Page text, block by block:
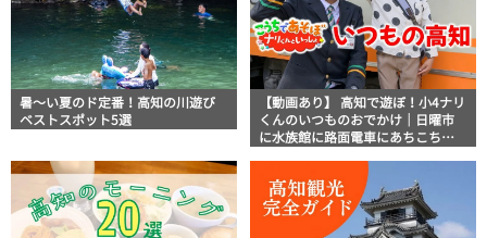
暑～い夏のド定番！高知の川遊び
ベストスポット5選
【動画あり】 高知で遊ぼ！小4ナリ
くんのいつものおでかけ｜日曜市
に水族館に路面電車にあちこち巡